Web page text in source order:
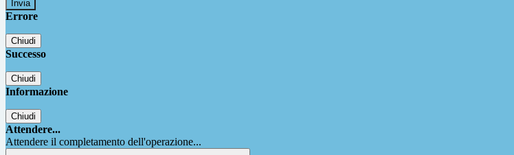
Errore
Chiudi
Successo
Chiudi
Informazione
Chiudi
Attendere...
Attendere il completamento dell'operazione...